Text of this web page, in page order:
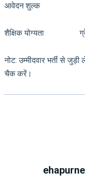
आवेदन शुल्क
शैक्षिक योग्यता ग्रेजुएशन
नोट: उम्मीदवार भर्ती से
चैक करें।